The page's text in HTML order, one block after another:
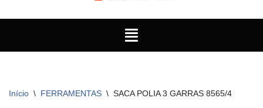
Início \ FERRAMENTAS \ SACA POLIA 3 GARRAS 8565/4